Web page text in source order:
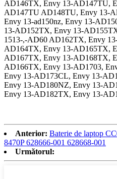
AD146TX, Envy 13-AD147TU,
AD147TU AD148TU, Envy 13-
Envy 13-ad150nz, Envy 13-
13-AD152TX, Envy 13-
1513-,-AD60 AD162TX, Envy
AD164TX, Envy 13-AD165TX,
AD167TX, Envy 13-AD168TX,
AD166TX, Envy 13-AD1703,
Envy 13-AD173CL, Envy 13-
Envy 13-AD180NZ, Envy 13-
Envy 13-AD182TX, Envy 13-
Anterior: Baterie de laptop
8470P 628666-001 628668-001
Următorul: